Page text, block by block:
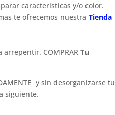
características y/o color.
te ofrecemos nuestraTienda
arrepentir. COMPRARTu
y sin desorganizarse tu
siguiente.